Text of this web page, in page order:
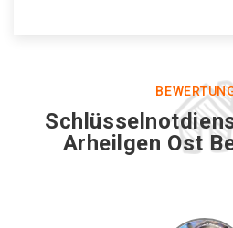
Arheilgen Ost